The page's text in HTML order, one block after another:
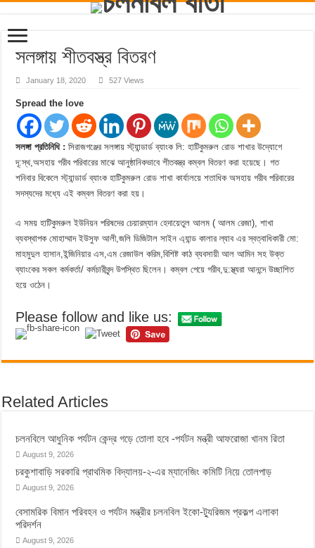
সলঙ্গায় শীতবস্ত্র বিতরণ
January 18, 2020 527 Views
Spread the love
সলঙ্গা প্রতিনিধি : সিরাজগঞ্জের সলঙ্গায় স্ট্যান্ডার্ড ব্যাংক লি: হাটিকুমরুল রোড শাখার উদ্যোগে
দূ:স্থ,অসহায় গরীব পরিবারের মাঝে আনুষ্ঠানিকভাবে শীতবস্ত্র কম্বল বিতরণ করা হয়েছে। গত
শনিবার বিকেলে স্ট্যান্ডার্ড ব্যাংক হাটিকুমরুল রোড শাখা কার্যালয়ে শতাধিক অসহায় গরীব পরিবারের
সদস্যদের মধ্যে এই কম্বল বিতরণ করা হয়।
এ সময় হাটিকুমরুল ইউনিয়ন পরিষদের চেয়ারম্যান হেদায়েতুল আলম ( আলম রেজা), শাখা
ব্যবস্থাপক মোহাম্মাদ ইউসুফ আলী,জলি ডিজিটাল সাইন এ্যান্ড কালার ল্যাব এর স্বত্বাধিকারী মো:
মাহমুদুল হাসান,ইন্জিনিয়ার এস,এম রেজাউল করিম,বিশিষ্ট কাঠ ব্যবসায়ী আল আমিন সহ উক্ত
ব্যাংকের সকল কর্মকর্তা/ কর্মচারীবৃন্দ উপস্থিত ছিলেন। কম্বল পেয়ে গরীব,দু:স্থ্যরা আনন্দে উচ্ছাশিত
হয়ে ওঠেন।
Please follow and like us:
Related Articles
চলনবিলে আধুনিক পর্যটন কেন্দ্র গড়ে তোলা হবে -পর্যটন মন্ত্রী আফরোজা খানম রিতা
August 9, 2026
চরকুশাবাড়ি সরকারি প্রাথমিক বিদ্যালয়-২-এর ম্যানেজিং কমিটি নিয়ে তোলপাড়
August 9, 2026
বেসামরিক বিমান পরিবহন ও পর্যটন মন্ত্রীর চলনবিল ইকো-ট্যুরিজম প্রকল্প এলাকা
পরিদর্শন
August 9, 2026